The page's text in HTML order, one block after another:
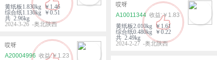
黄纸板1.830kg ￥1.46
综合纸1.130kg ￥0.51
共 2.96kg
2024-3-26 -奥北陕西
哎呀
A10011344
￥1.83
黄纸板2.010kg ￥1.61
综合纸0.480kg ￥0.22
共 2.49kg
2024-2-27 -奥北陕西
哎呀
A20004996
￥1.23